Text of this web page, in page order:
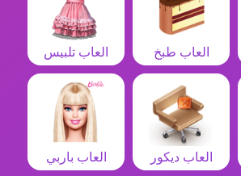
العاب طبخ العاب تلبيس
العاب ديكور العاب باربي